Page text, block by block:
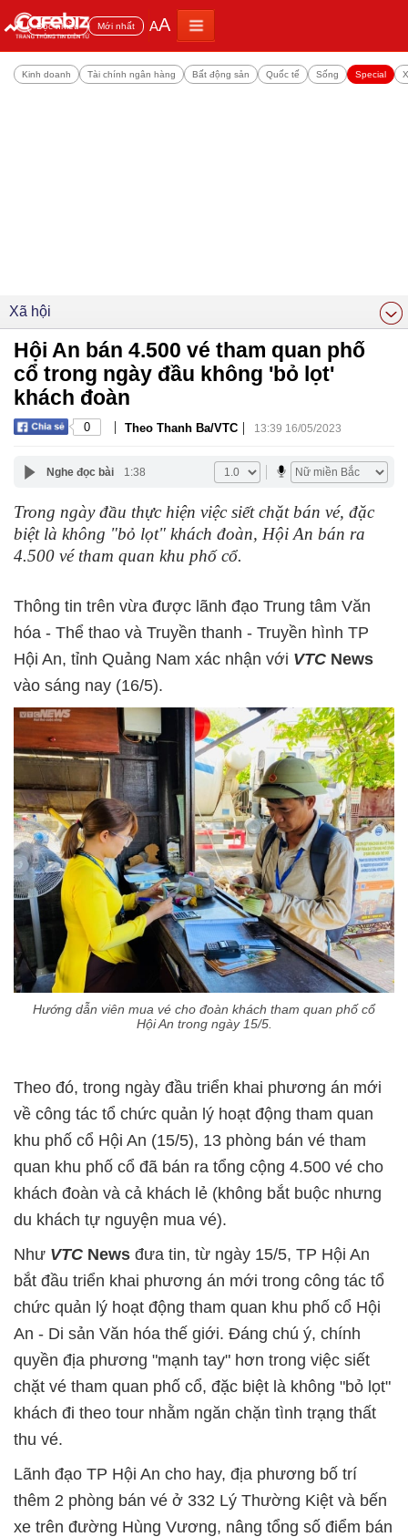
Đọc nhiều Mới nhất AA
Kinh doanh Tài chính ngân hàng Bất động sản Quốc tế Sống Special
Xã hội
Hội An bán 4.500 vé tham quan phố
cổ trong ngày đầu không 'bỏ lọt'
khách đoàn
0 | Theo Thanh Ba/VTC | 13:39 16/05/2023
Nghe đọc bài 1:38
Trong ngày đầu thực hiện việc siết chặt bán vé, đặc
biệt là không "bỏ lọt" khách đoàn, Hội An bán ra
4.500 vé tham quan khu phố cổ.
Thông tin trên vừa được lãnh đạo Trung tâm Văn
hóa - Thể thao và Truyền thanh - Truyền hình TP
Hội An, tỉnh Quảng Nam xác nhận với VTC News
vào sáng nay (16/5).
Hướng dẫn viên mua vé cho đoàn khách tham quan phố cổ
Hội An trong ngày 15/5.
Theo đó, trong ngày đầu triển khai phương án mới
về công tác tổ chức quản lý hoạt động tham quan
khu phố cổ Hội An (15/5), 13 phòng bán vé tham
quan khu phố cổ đã bán ra tổng cộng 4.500 vé cho
khách đoàn và cả khách lẻ (không bắt buộc nhưng
du khách tự nguyện mua vé).
Như VTC News đưa tin, từ ngày 15/5, TP Hội An
bắt đầu triển khai phương án mới trong công tác tổ
chức quản lý hoạt động tham quan khu phố cổ Hội
An - Di sản Văn hóa thế giới. Đáng chú ý, chính
quyền địa phương "mạnh tay" hơn trong việc siết
chặt vé tham quan phố cổ, đặc biệt là không "bỏ lọt"
khách đi theo tour nhằm ngăn chặn tình trạng thất
thu vé.
Lãnh đạo TP Hội An cho hay, địa phương bố trí
thêm 2 phòng bán vé ở 332 Lý Thường Kiệt và bến
xe trên đường Hùng Vương, nâng tổng số điểm bán